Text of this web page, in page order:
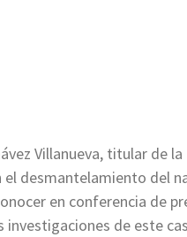
Villanueva, titular de
desmantelamiento del
en conferencia de
investigaciones de este